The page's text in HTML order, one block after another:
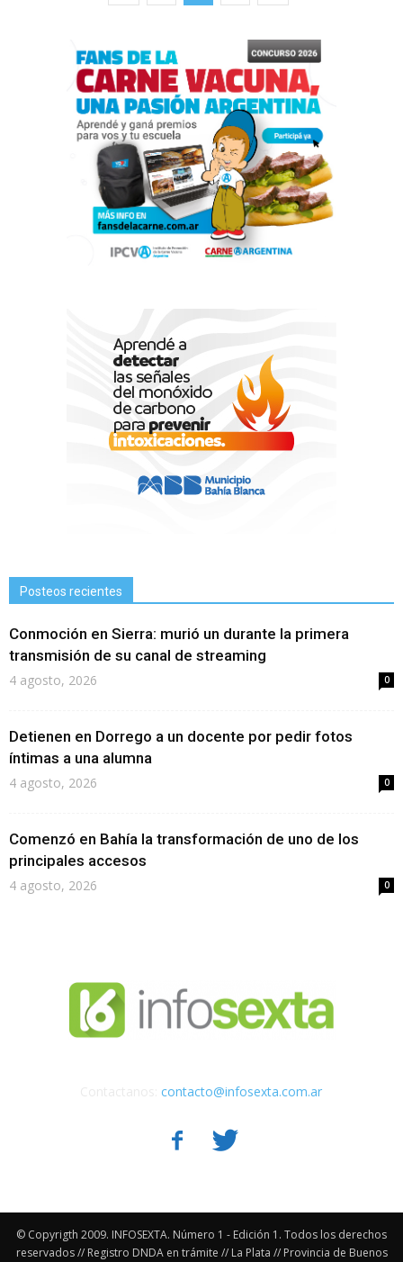
Posteos recientes
Conmoción en Sierra: murió un durante la primera
transmisión de su canal de streaming
4 agosto, 2026 0
Detienen en Dorrego a un docente por pedir fotos
íntimas a una alumna
4 agosto, 2026 0
Comenzó en Bahía la transformación de uno de los
principales accesos
4 agosto, 2026 0
contacto@infosexta.com.ar
© Copyrigth 2009. INFOSEXTA. Número 1 - Edición 1. Todos los derechos
reservados // Registro DNDA en trámite // La Plata // Provincia de Buenos